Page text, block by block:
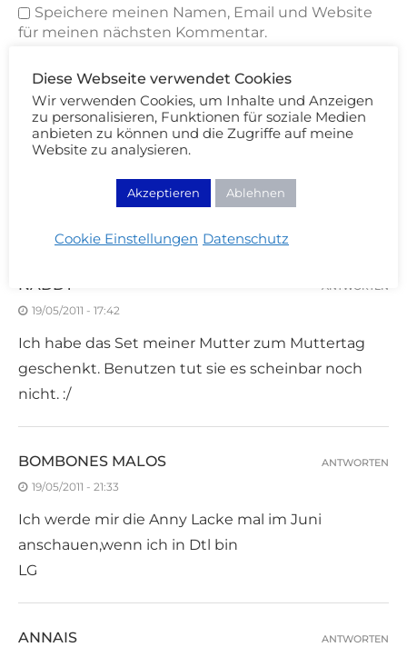
Speichere meinen Namen, Email und Website
für meinen nächsten Kommentar.
Speicherung und Verarbeitung deiner Daten durch diese
Website einverstanden. Merci Cherie!
3 KOMMENTARE
NADDY
19/05/2011 - 17:42
Ich habe das Set meiner Mutter zum Muttertag
geschenkt. Benutzen tut sie es scheinbar noch
nicht. :/
ANTWORTEN
BOMBONES MALOS
19/05/2011 - 21:33
Ich werde mir die Anny Lacke mal im Juni
anschauen,wenn ich in Dtl bin
LG
ANTWORTEN
ANNAIS ANTWORTEN
Diese Webseite verwendet Cookies
Wir verwenden Cookies, um Inhalte und Anzeigen
zu personalisieren, Funktionen für soziale Medien
anbieten zu können und die Zugriffe auf meine
Website zu analysieren.
Akzeptieren Ablehnen
Cookie Einstellungen Datenschutz